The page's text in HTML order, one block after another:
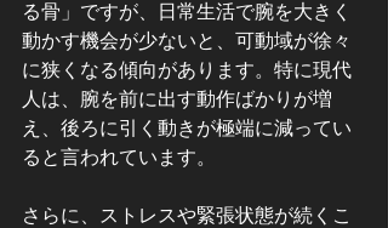
る骨」ですが、日常生活で腕を大きく
動かす機会が少ないと、可動域が徐々
に狭くなる傾向があります。特に現代
人は、腕を前に出す動作ばかりが増
え、後ろに引く動きが極端に減ってい
ると言われています。
さらに、ストレスや緊張状態が続くこ